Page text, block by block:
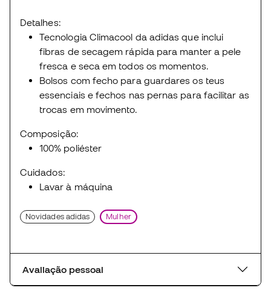
Detalhes:
Tecnologia Climacool da adidas que inclui
fibras de secagem rápida para manter a pele
fresca e seca em todos os momentos.
Bolsos com fecho para guardares os teus
essenciais e fechos nas pernas para facilitar as
trocas em movimento.
Composição:
100% poliéster
Cuidados:
Lavar à máquina
Novidades adidas Mulher
Avaliação pessoal